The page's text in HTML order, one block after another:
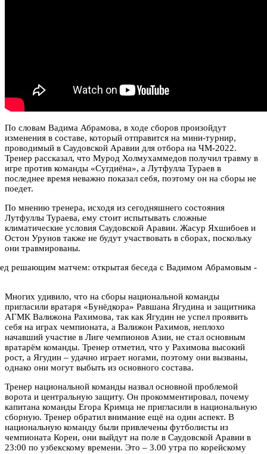
По словам Вадима Абрамова, в ходе сборов произойдут
изменения в составе, который отправится на мини-турнир,
проводимый в Саудовской Аравии для отбора на ЧМ-2022.
Тренер рассказал, что Мурод Холмухаммедов получил травму в
игре против команды «Сугдиёна», а Лутфулла Тураев в
последнее время неважно показал себя, поэтому он на сборы не
поедет.
По мнению тренера, исходя из сегодняшнего состояния
Лутфуллы Тураева, ему стоит испытывать сложные
климатические условия Саудовской Аравии. Жасур Яхшибоев и
Остон Урунов также не будут участвовать в сборах, поскольку
они травмированы.
Многих удивило, что на сборы национальной команды
пригласили вратаря «Бунёдкора» Равшана Ягудина и защитника
АГМК Валижона Рахимова, так как Ягудин не успел проявить
себя на играх чемпионата, а Валижон Рахимов, неплохо
начавший участие в Лиге чемпионов Азии, не стал основным
вратарём команды. Тренер отметил, что у Рахимова высокий
рост, а Ягудин – удачно играет ногами, поэтому они вызваны,
однако они могут выбыть из основного состава.
Тренер национальной команды назвал основной проблемой
ворота и центральную защиту. Он прокомментировал, почему
капитана команды Егора Кримца не пригласили в национальную
сборную. Тренер обратил внимание ещё на один аспект. В
национальную команду были привлечены футболисты из
чемпионата Кореи, они выйдут на поле в Саудовской Аравии в
23:00 по узбекскому времени. Это – 3.00 утра по корейскому